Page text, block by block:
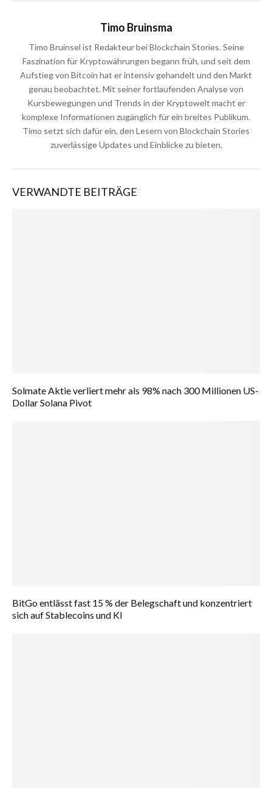
Timo Bruinsma
Timo Bruinsel ist Redakteur bei Blockchain Stories. Seine
Faszination für Kryptowährungen begann früh, und seit dem
Aufstieg von Bitcoin hat er intensiv gehandelt und den Markt
genau beobachtet. Mit seiner fortlaufenden Analyse von
Kursbewegungen und Trends in der Kryptowelt macht er
komplexe Informationen zugänglich für ein breites Publikum.
Timo setzt sich dafür ein, den Lesern von Blockchain Stories
zuverlässige Updates und Einblicke zu bieten.
VERWANDTE BEITRÄGE
Solmate Aktie verliert mehr als 98% nach 300 Millionen US-
Dollar Solana Pivot
BitGo entlässt fast 15 % der Belegschaft und konzentriert
sich auf Stablecoins und KI